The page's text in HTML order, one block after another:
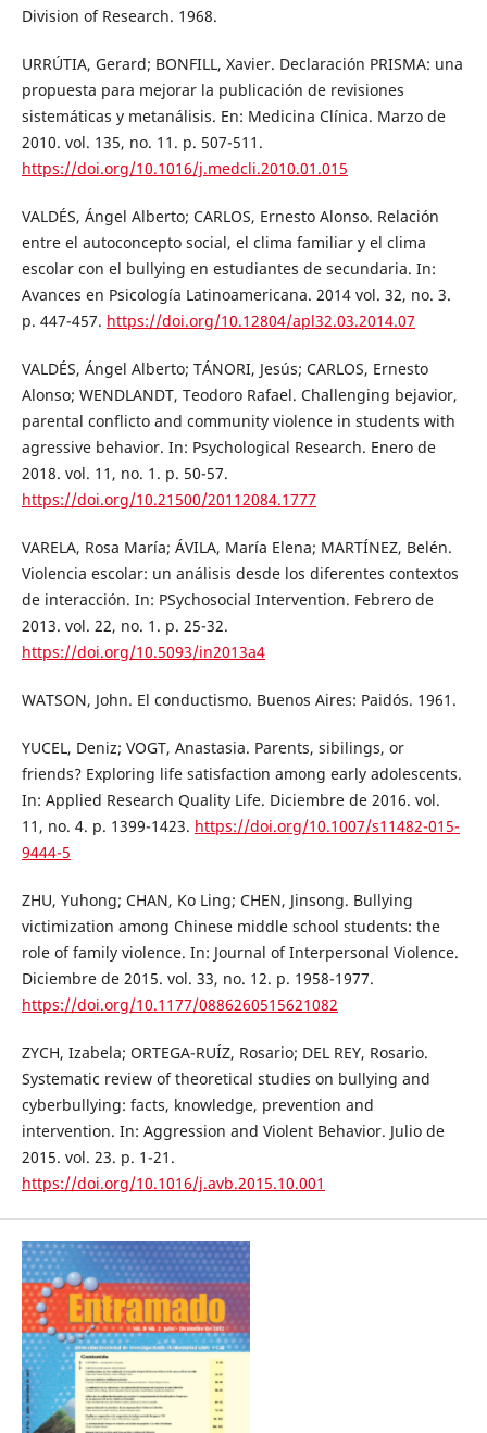
Division of Research. 1968.
URRÚTIA, Gerard; BONFILL, Xavier. Declaración PRISMA: una
propuesta para mejorar la publicación de revisiones
sistemáticas y metanálisis. En: Medicina Clínica. Marzo de
2010. vol. 135, no. 11. p. 507-511.
https://doi.org/10.1016/j.medcli.2010.01.015
VALDÉS, Ángel Alberto; CARLOS, Ernesto Alonso. Relación
entre el autoconcepto social, el clima familiar y el clima
escolar con el bullying en estudiantes de secundaria. In:
Avances en Psicología Latinoamericana. 2014 vol. 32, no. 3.
p. 447-457. https://doi.org/10.12804/apl32.03.2014.07
VALDÉS, Ángel Alberto; TÁNORI, Jesús; CARLOS, Ernesto
Alonso; WENDLANDT, Teodoro Rafael. Challenging bejavior,
parental conflicto and community violence in students with
agressive behavior. In: Psychological Research. Enero de
2018. vol. 11, no. 1. p. 50-57.
https://doi.org/10.21500/20112084.1777
VARELA, Rosa María; ÁVILA, María Elena; MARTÍNEZ, Belén.
Violencia escolar: un análisis desde los diferentes contextos
de interacción. In: PSychosocial Intervention. Febrero de
2013. vol. 22, no. 1. p. 25-32.
https://doi.org/10.5093/in2013a4
WATSON, John. El conductismo. Buenos Aires: Paidós. 1961.
YUCEL, Deniz; VOGT, Anastasia. Parents, sibilings, or
friends? Exploring life satisfaction among early adolescents.
In: Applied Research Quality Life. Diciembre de 2016. vol.
11, no. 4. p. 1399-1423. https://doi.org/10.1007/s11482-015-
9444-5
ZHU, Yuhong; CHAN, Ko Ling; CHEN, Jinsong. Bullying
victimization among Chinese middle school students: the
role of family violence. In: Journal of Interpersonal Violence.
Diciembre de 2015. vol. 33, no. 12. p. 1958-1977.
https://doi.org/10.1177/0886260515621082
ZYCH, Izabela; ORTEGA-RUÍZ, Rosario; DEL REY, Rosario.
Systematic review of theoretical studies on bullying and
cyberbullying: facts, knowledge, prevention and
intervention. In: Aggression and Violent Behavior. Julio de
2015. vol. 23. p. 1-21.
https://doi.org/10.1016/j.avb.2015.10.001